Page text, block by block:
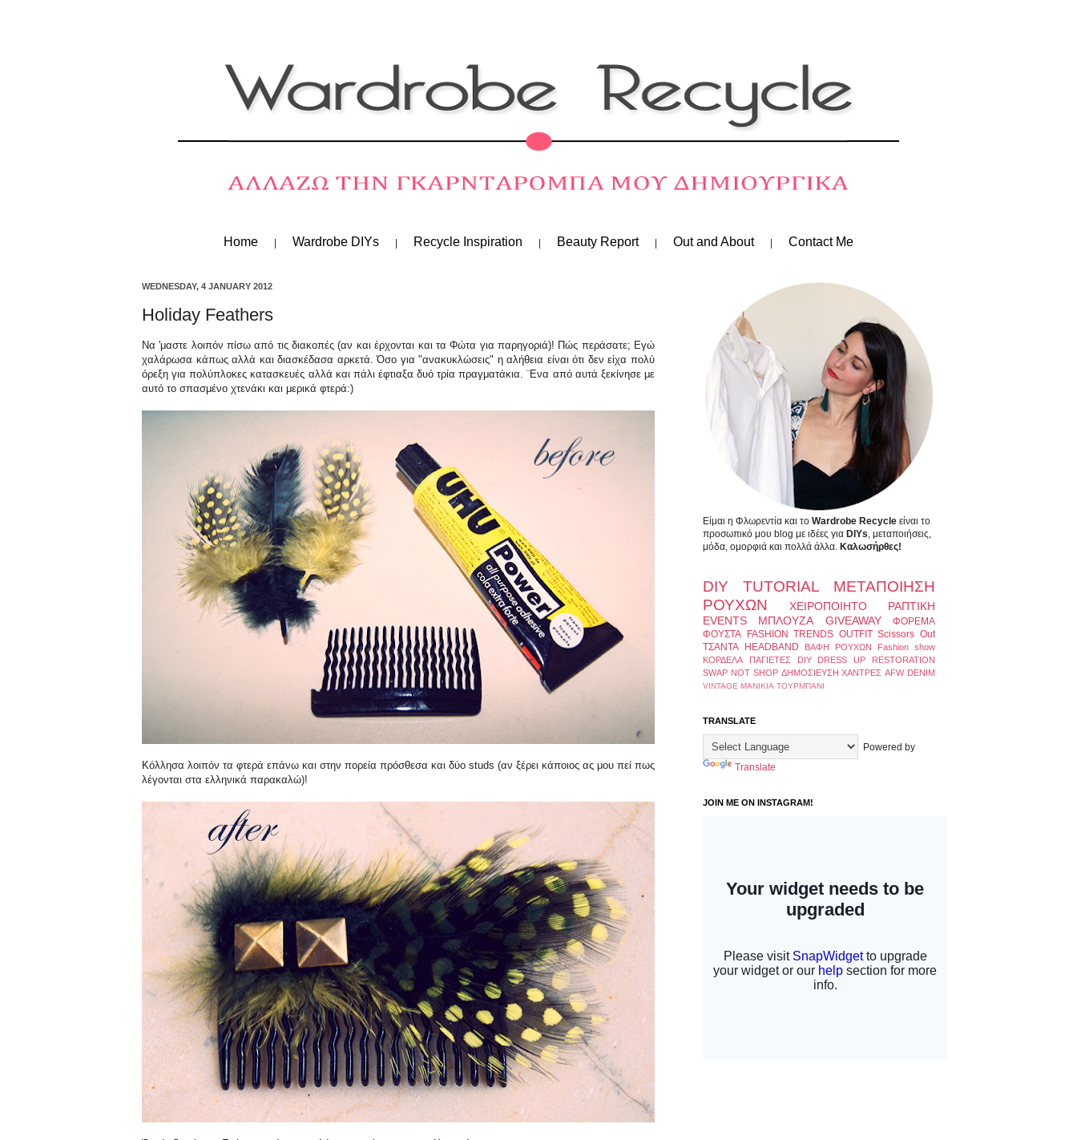
Home Wardrobe DIYs Recycle Inspiration Beauty Report Out and About Contact Me
WEDNESDAY, 4 JANUARY 2012
Holiday Feathers
Να 'μαστε λοιπόν πίσω από τις διακοπές (αν και έρχονται και τα Φώτα για παρηγοριά)! Πώς περάσατε; Εγώ
χαλάρωσα κάπως αλλά και διασκέδασα αρκετά. Όσο για "ανακυκλώσεις" η αλήθεια είναι ότι δεν είχα πολύ
όρεξη για πολύπλοκες κατασκευές αλλά και πάλι έφτιαξα δυό τρία πραγματάκια. ¨Ενα από αυτά ξεκίνησε με
αυτό το σπασμένο χτενάκι και μερικά φτερά:)
Κόλλησα λοιπόν τα φτερά επάνω και στην πορεία πρόσθεσα και δύο studs (αν ξέρει κάποιος ας μου πεί πως
λέγονται στα ελληνικά παρακαλώ)!
Είμαι η Φλωρεντία και το Wardrobe Recycle είναι το
προσωπικό μου blog με ιδέες για DIYs, μεταποιήσεις,
μόδα, ομορφιά και πολλά άλλα. Καλωσήρθες!
DIY TUTORIAL
ΜΕΤΑΠΟΙΗΣΗ
ΡΟΥΧΩΝ
ΧΕΙΡΟΠΟΙΗΤΟ
ΡΑΠΤΙΚΗ
EVENTS
ΜΠΛΟΥΖΑ GIVEAWAY
ΦΟΡΕΜΑ
ΦΟΥΣΤΑ
FASHION TRENDS OUTFIT Scissors Out
ΤΣΑΝΤΑ
HEADBAND ΒΑΦΗ ΡΟΥΧΩΝ
Fashion show
ΚΟΡΔΕΛΑ
ΠΑΓΙΕΤΕΣ DIY DRESS UP
RESTORATION
SWAP NOT SHOP ΔΗΜΟΣΙΕΥΣΗ ΧΑΝΤΡΕΣ AFW DENIM
VINTAGE ΜΑΝΙΚΙΑ ΤΟΥΡΜΠΑΝΙ
TRANSLATE
Powered by
Translate
JOIN ME ON INSTAGRAM!